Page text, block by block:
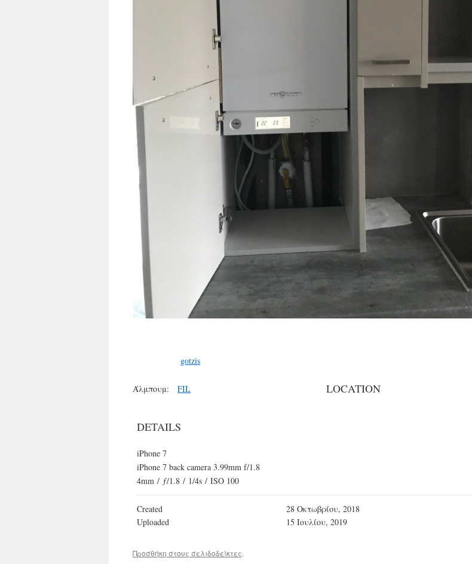
gotzis
Άλμπουμ: FIL LOCATION
DETAILS
iPhone 7
iPhone 7 back camera 3.99mm f/1.8
4mm / ƒ/1.8 / 1/4s / ISO 100
Created
28 Οκτωβρίου, 2018
Uploaded
15 Ιουλίου, 2019
Προσθήκη στους σελιδοδείκτες.